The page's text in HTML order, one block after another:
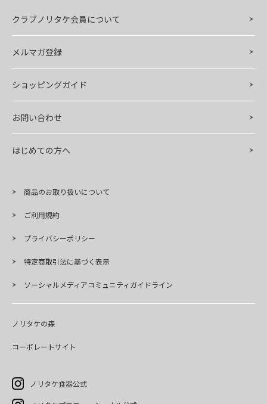
クラブノリタケ会員について
メルマガ登録
ショッピングガイド
お問い合わせ
はじめての方へ
商品のお取り扱いについて
ご利用規約
プライバシーポリシー
特定商取引法に基づく表示
ソーシャルメディアコミュニティガイドライン
ノリタケの森
コーポレートサイト
ノリタケ食器公式